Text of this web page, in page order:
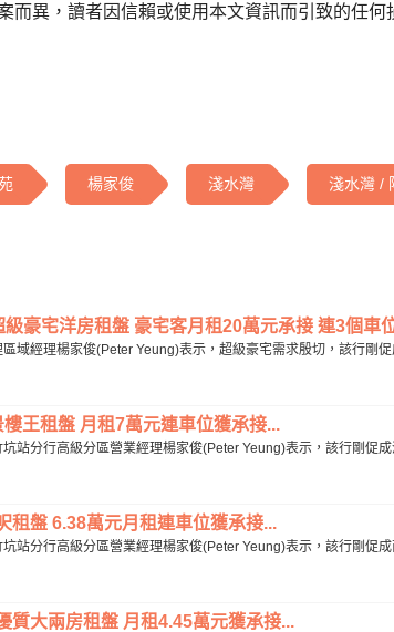
而異，讀者因信賴或使用本文資訊而引致的任何
楊家俊 淺水灣 淺水灣 /
豪宅洋房租盤 豪宅客月租20萬元承接 連3個車
域經理楊家俊(Peter Yeung)表示，超級豪宅需求殷切，該行剛
王租盤 月租7萬元連車位獲承接...
站分行高級分區營業經理楊家俊(Peter Yeung)表示，該行剛促
租盤 6.38萬元月租連車位獲承接...
站分行高級分區營業經理楊家俊(Peter Yeung)表示，該行剛促
質大兩房租盤 月租4.45萬元獲承接...